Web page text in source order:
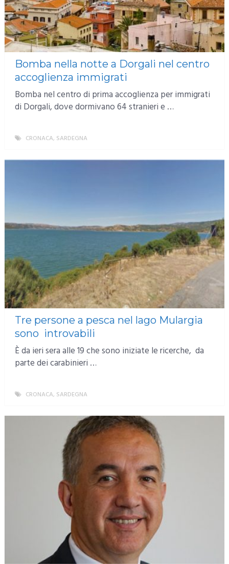
Bomba nella notte a Dorgali nel centro
accoglienza immigrati
Bomba nel centro di prima accoglienza per immigrati
di Dorgali, dove dormivano 64 stranieri e …
CRONACA, SARDEGNA
Tre persone a pesca nel lago Mulargia
sono introvabili
È da ieri sera alle 19 che sono iniziate le ricerche, da
parte dei carabinieri …
CRONACA, SARDEGNA